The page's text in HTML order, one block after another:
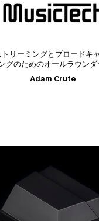
ブロードキャステ
ルラウンダー。"
"幅